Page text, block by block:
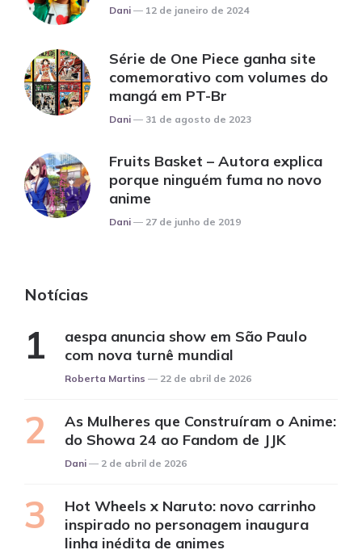
Posted
Dani 12 de janeiro de 2024
Série de One Piece ganha site
comemorativo com volumes do
mangá em PT-Br
Posted
Dani 31 de agosto de 2023
Fruits Basket – Autora explica
porque ninguém fuma no novo
anime
Posted
Dani 27 de junho de 2019
Notícias
aespa anuncia show em São Paulo
com nova turnê mundial
Posted
Roberta Martins 22 de abril de 2026
As Mulheres que Construíram o Anime:
do Showa 24 ao Fandom de JJK
Posted
Dani 2 de abril de 2026
Hot Wheels x Naruto: novo carrinho
inspirado no personagem inaugura
linha inédita de animes